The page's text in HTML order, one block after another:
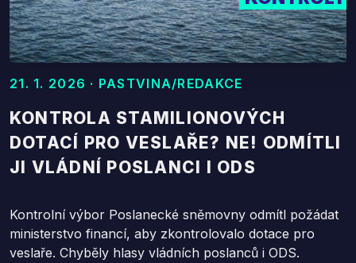
21. 1. 2026 · PASTVINA/REDAKCE
KONTROLA STAMILIONOVÝCH
DOTACÍ PRO VESLAŘE? NE! ODMÍTLI
JI VLÁDNÍ POSLANCI I ODS
Kontrolní výbor Poslanecké sněmovny odmítl požádat
ministerstvo financí, aby zkontrolovalo dotace pro
veslaře. Chyběly hlasy vládních poslanců i ODS.